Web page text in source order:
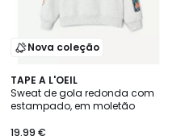
Nova coleção
TAPE A L'OEIL
Sweat de gola redonda com
estampado, em moletão
19.99 €